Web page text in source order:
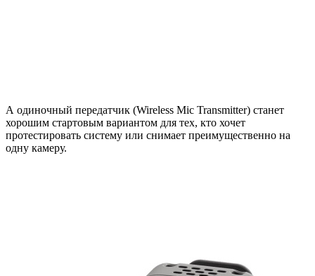
А одиночный передатчик (Wireless Mic Transmitter) станет
хорошим стартовым вариантом для тех, кто хочет
протестировать систему или снимает преимущественно на
одну камеру.